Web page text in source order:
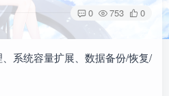
0 753 0
系统容量扩展、数据备份/恢复/